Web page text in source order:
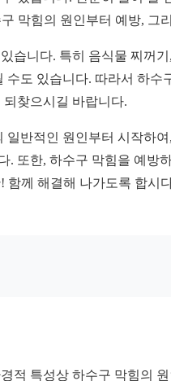
막힘의 원인부터 예방,
니다. 특히 음식물 찌꺼
도 있습니다. 따라서 하
찾으시길 바랍니다.
반적인 원인부터 시작하
또한, 하수구 막힘을 예
함께 해결해 나가도록 합시
적 특성상 하수구 막힘의